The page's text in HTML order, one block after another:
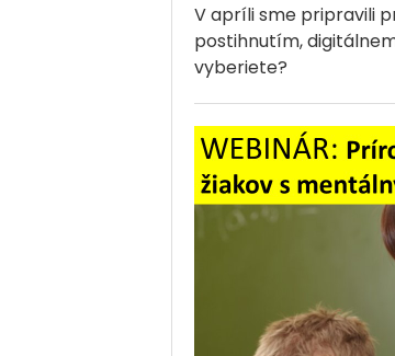
V apríli sme pripravili
postihnutím,
vyberiete?